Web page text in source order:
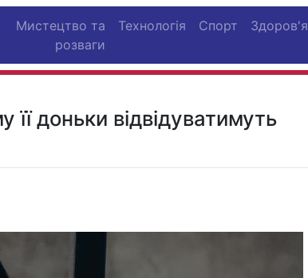
Мистецтво та
розваги
Технологія Спорт Здоров'я
доньки відвідуватимуть